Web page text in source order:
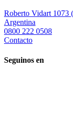
Roberto Vidart 1073
Argentina
0800 222 0508
Contacto
Seguinos en